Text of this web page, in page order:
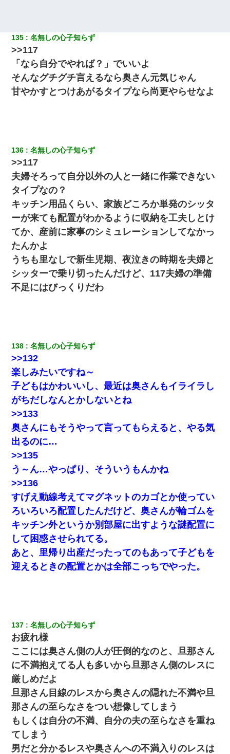
135 名無しの心子知らず
>>117
「なら自分でやれば？」でいいよ
そんなグチグチ言えるなら奥さん元気じゃん
甘やかすとつけあがるタイプなら尚更やらせなよ
136 名無しの心子知らず
>>117
夫婦そろって自分以外の人と一緒に作業できない
タイプなの？
キッチン用品くらい、家族どころか単発のシッタ
ーが来ても配置がわかるように収納を工夫しとけ
てか、産前に家事のシミュレーションしてなかっ
たんかよ
うちも里なしで新生児期、夜泣きの時期を夫婦と
シッターで乗り切ったんだけど、117夫婦の準備
不足にはびっくりだわ
138 名無しの心子知らず
>>132
楽しみたいですね～
子どもはかわいいし、最近は奥さんもイライラし
がちだしなんとかしないとね
>>133
奥さんにもそうやって言ってもらえると、やる気
出るのに…
>>135
う～ん…やっぱり、そういうもんかね
>>136
すげえ動線考えてマグネットのカゴとか使ってい
ろいろいろ配置したんだけど、奥さんが輪ゴムを
キッチン外というか別部屋に出すような謎配置に
して困惑させられてる。
あと、里帰り出産だったってのもあって子どもを
迎えるときの配置とかは全部こっちでやった。
137 名無しの心子知らず
お疲れ様
ここには奥さん側の人が圧倒的なのと、旦那さん
に不満抱えてる人も多いから旦那さん側のレスに
厳しめだよ
旦那さん目線のレスから奥さんの隠れた不満や旦
那さんの至らなさをつい想像してしまう
もしくは自分の不満、自分の夫の至らなさを重ね
てしまう
男だと分かるレスや奥さんへの不満入りのレスは